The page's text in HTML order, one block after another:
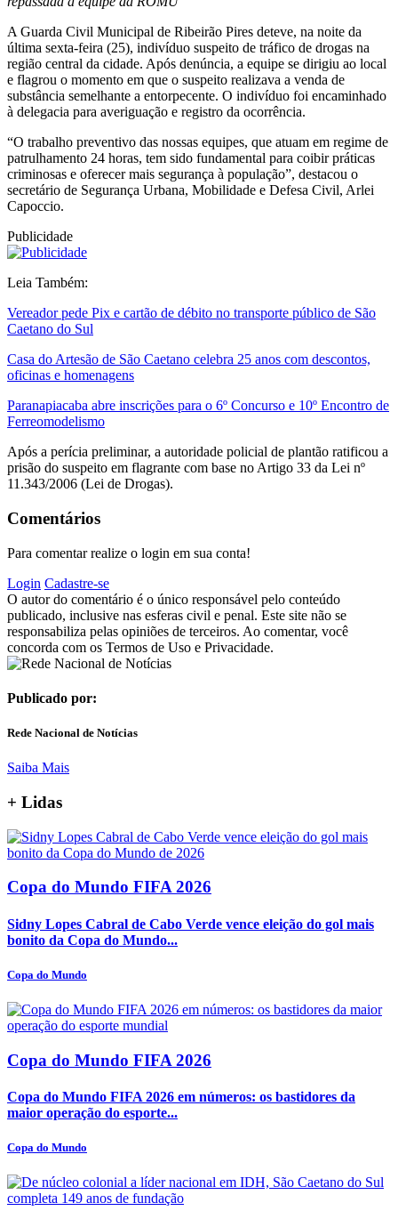
A Guarda Civil Municipal de Ribeirão Pires deteve, na noite da
última sexta-feira (25), indivíduo suspeito de tráfico de drogas na
região central da cidade. Após denúncia, a equipe se dirigiu ao local
e flagrou o momento em que o suspeito realizava a venda de
substância semelhante a entorpecente. O indivíduo foi encaminhado
à delegacia para averiguação e registro da ocorrência.
“O trabalho preventivo das nossas equipes, que atuam em regime de
patrulhamento 24 horas, tem sido fundamental para coibir práticas
criminosas e oferecer mais segurança à população”, destacou o
secretário de Segurança Urbana, Mobilidade e Defesa Civil, Arlei
Capoccio.
Publicidade
Leia Também:
Vereador pede Pix e cartão de débito no transporte público de São
Caetano do Sul
Casa do Artesão de São Caetano celebra 25 anos com descontos,
oficinas e homenagens
Paranapiacaba abre inscrições para o 6º Concurso e 10º Encontro de
Ferreomodelismo
Após a perícia preliminar, a autoridade policial de plantão ratificou a
prisão do suspeito em flagrante com base no Artigo 33 da Lei nº
11.343/2006 (Lei de Drogas).
Comentários
Para comentar realize o login em sua conta!
Login Cadastre-se
O autor do comentário é o único responsável pelo conteúdo
publicado, inclusive nas esferas civil e penal. Este site não se
responsabiliza pelas opiniões de terceiros. Ao comentar, você
concorda com os Termos de Uso e Privacidade.
Publicado por:
Rede Nacional de Notícias
Saiba Mais
+ Lidas
Copa do Mundo FIFA 2026
Sidny Lopes Cabral de Cabo Verde vence eleição do gol mais
bonito da Copa do Mundo...
Copa do Mundo
Copa do Mundo FIFA 2026
Copa do Mundo FIFA 2026 em números: os bastidores da
maior operação do esporte...
Copa do Mundo